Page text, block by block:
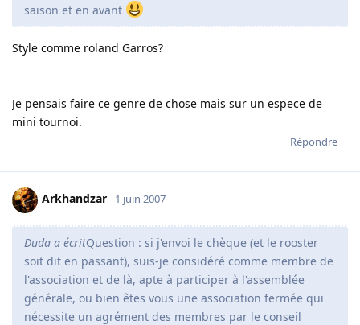
saison et en avant
Style comme roland Garros?
Je pensais faire ce genre de chose mais sur un espece de
mini tournoi.
Répondre
Arkhandzar 1 juin 2007
Duda a écritQuestion : si j'envoi le chèque (et le rooster
soit dit en passant), suis-je considéré comme membre de
l'association et de là, apte à participer à l'assemblée
générale, ou bien êtes vous une association fermée qui
nécessite un agrément des membres par le conseil